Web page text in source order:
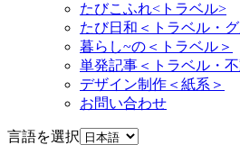
たびこふれ<トラベル>
たび日和＜トラベル・グ
暮らし~の＜トラベル＞
単発記事＜トラベル・
デザイン制作＜紙系＞
お問い合わせ
言語を選択